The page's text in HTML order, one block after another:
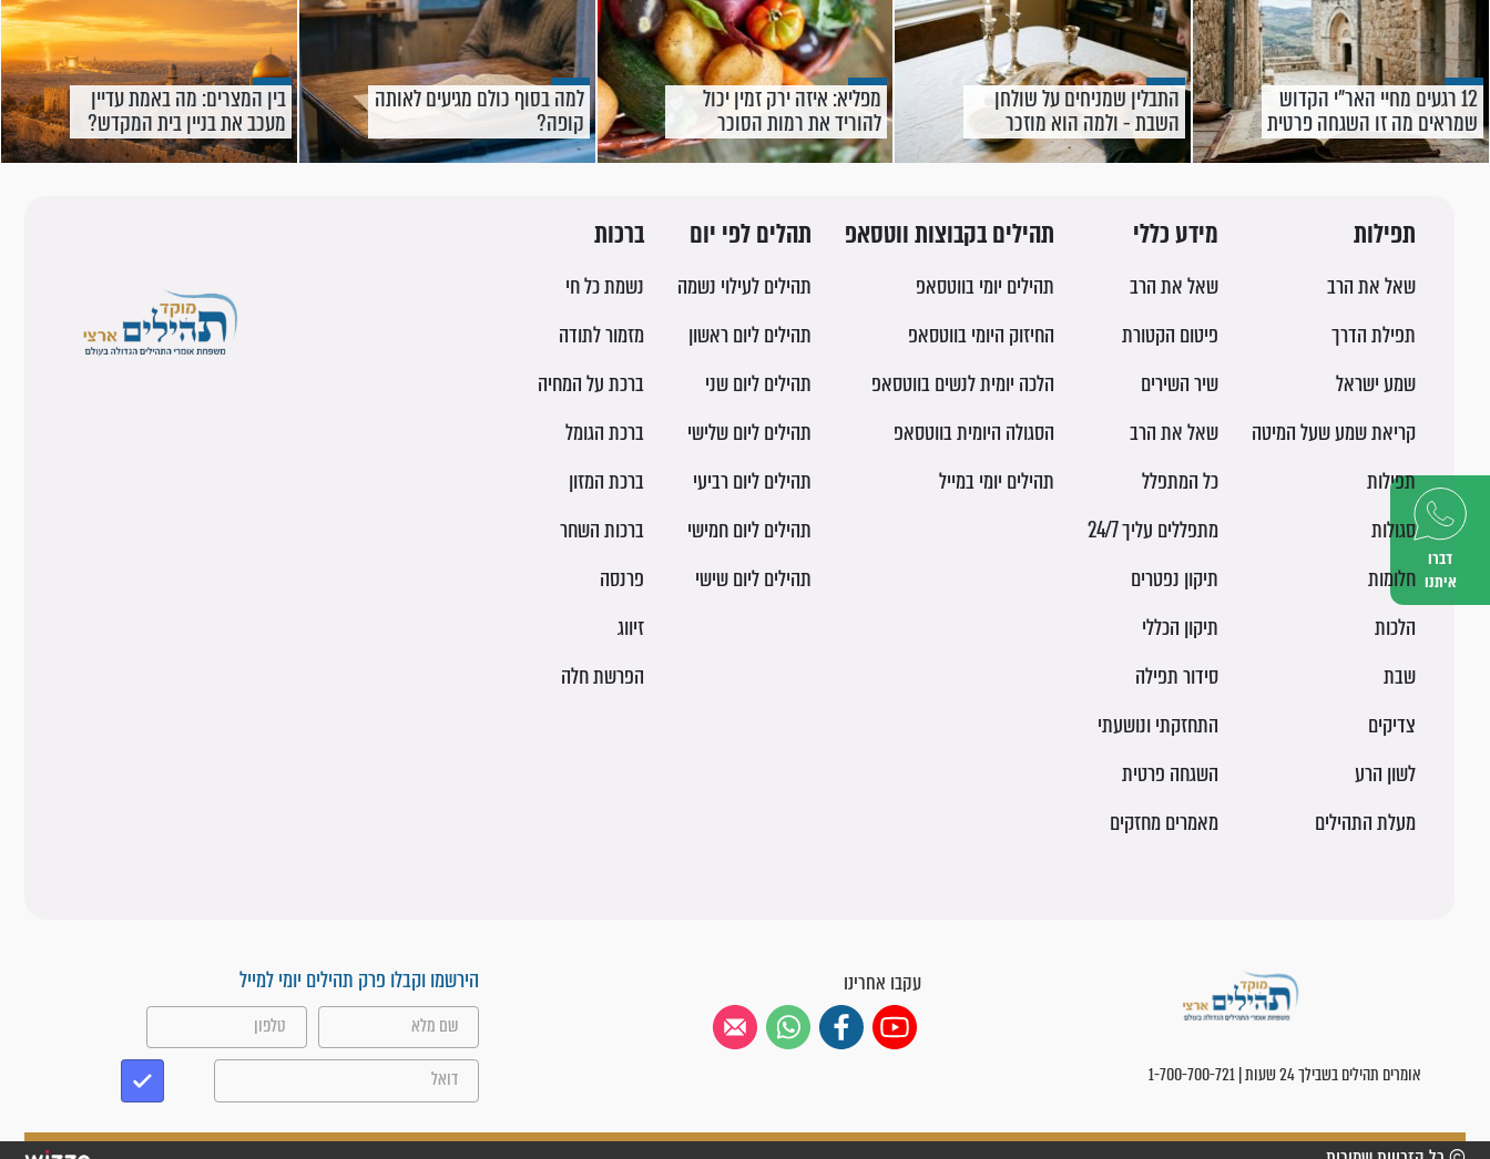
דברו
איתנו
12 רגעים מחיי האר"י הקדוש
שמראים מה זו השגחה פרטית
התבלין שמניחים על שולחן
השבת - ולמה הוא מוזכר
בתהילים?
מפליא: איזה ירק זמין יכול
להוריד את רמות הסוכר
בחצי?
למה בסוף כולם מגיעים לאותה
קופה?
בין המצרים: מה באמת עדיין
מעכב את בניין בית המקדש?
תפילות
שאל את הרב
תפילת הדרך
שמע ישראל
קריאת שמע שעל המיטה
תפילות
סגולות
חלומות
הלכות
שבת
צדיקים
לשון הרע
מעלת התהילים
מידע כללי
שאל את הרב
פיטום הקטורת
שיר השירים
שאל את הרב
כל המתפלל
מתפללים עליך 24/7
תיקון נפטרים
תיקון הכללי
סידור תפילה
התחזקתי ונושעתי
השגחה פרטית
מאמרים מחזקים
תהילים בקבוצות ווטסאפ
תהילים יומי בווטסאפ
החיזוק היומי בווטסאפ
הלכה יומית לנשים בווטסאפ
הסגולה היומית בווטסאפ
תהילים יומי במייל
תהלים לפי יום
תהילים לעילוי נשמה
תהילים ליום ראשון
תהילים ליום שני
תהילים ליום שלישי
תהילים ליום רביעי
תהילים ליום חמישי
תהילים ליום שישי
ברכות
נשמת כל חי
מזמור לתודה
ברכת על המחיה
ברכת הגומל
ברכת המזון
ברכות השחר
פרנסה
זיווג
הפרשת חלה
אומרים תהילים בשבילך 24 שעות | 1-700-700-721
עקבו אחרינו הירשמו וקבלו פרק תהילים יומי למייל